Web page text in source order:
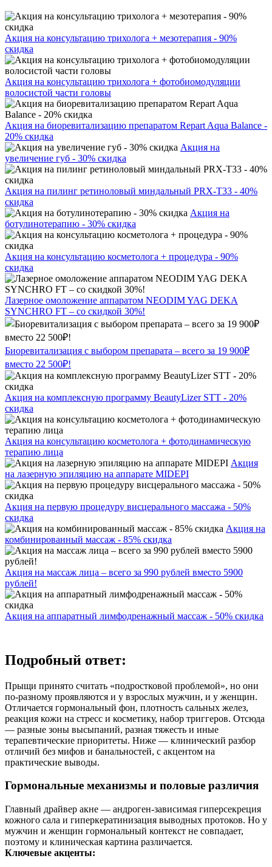
Акция на консультацию трихолога + мезотерапия - 90%
скидка
Акция на консультацию трихолога + фотобиомодуляции
волосистой части головы
Акция на биоревитализацию препаратом Repart Aqua Balance -
20% скидка
Акция на
увеличение губ - 30% скидка
Акция на пилинг ретиноловый миндальный PRX-T33 - 40%
скидка
Акция на
ботулинотерапию - 30% скидка
Акция на консультацию косметолога + процедура - 90%
скидка
Лазерное омоложение аппаратом NEODIM YAG DEKA
SYNCHRO FT – со скидкой 30%!
Биоревитализация с выбором препарата – всего за 19 900₽
вместо 22 500₽!
Акция на комплексную программу BeautyLizer STT - 20%
скидка
Акция на консультацию косметолога + фотодинамическую
терапию лица
Акция
на лазерную эпиляцию на аппарате MIDEPI
Акция на первую процедуру висцерального массажа - 50%
скидка
Акция на
комбинированный массаж - 85% скидка
Акция на массаж лица – всего за 990 рублей вместо 5900
рублей!
Акция на аппаратный лимфодренажный массаж - 50% скидка
Подробный ответ:
Прыщи принято считать «подростковой проблемой», но они
по‑разному проявляются и у взрослых мужчин, и у женщин.
Отличается гормональный фон, плотность сальных желез,
реакция кожи на стресс и косметику, набор триггеров. Отсюда
— разные зоны высыпаний, разная тяжесть и иные
терапевтические приоритеты. Ниже — клинический разбор
отличий без мифов и банальностей, с акцентом на
практические выводы.
Гормональные механизмы и половые различия
Главный драйвер акне — андроген‑зависимая гиперсекреция
кожного сала и гиперкератинизация выводных протоков. Но у
мужчин и женщин гормональный контекст не совпадает,
поэтому и клиническая картина различается.
Ключевые акценты: